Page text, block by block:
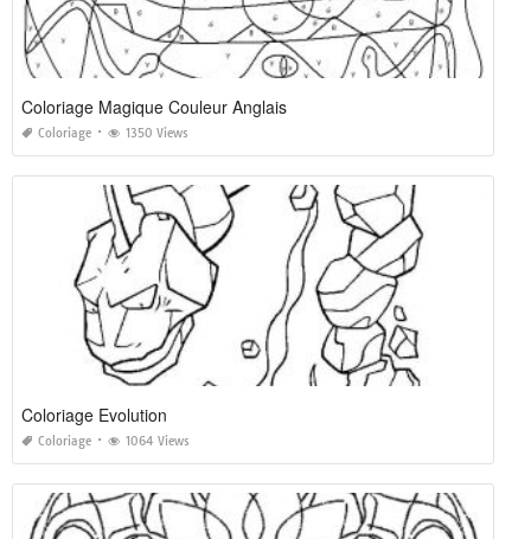
Coloriage Magique Couleur Anglais
Coloriage 1350 Views
Coloriage Evolution
Coloriage 1064 Views